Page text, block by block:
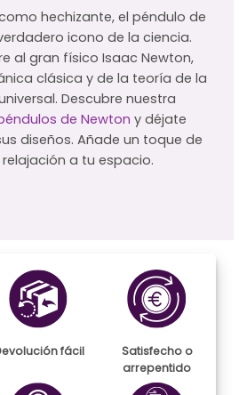
hechizante, el péndulo de
icono de la ciencia.
al gran físico Isaac Newton,
clásica y de la teoría de la
Descubre nuestra
de Newton y déjate
diseños. Añade un toque de
a tu espacio.
fácil
Satisfecho o
arrepentido